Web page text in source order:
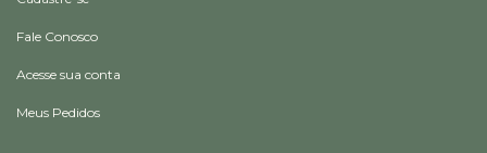
Fale Conosco
Acesse sua conta
Meus Pedidos